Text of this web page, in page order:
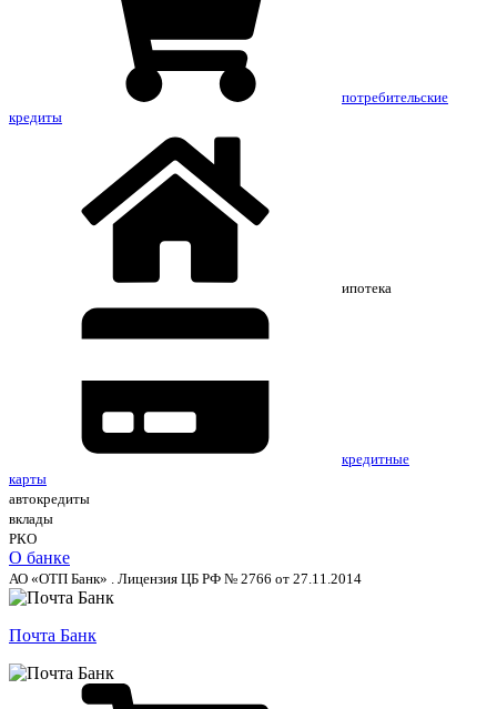
потребительские
кредиты
ипотека
кредитные
карты
автокредиты
вклады
РКО
О банке
АО «ОТП Банк» . Лицензия ЦБ РФ № 2766 от 27.11.2014
Почта Банк